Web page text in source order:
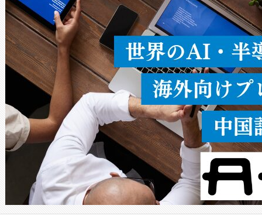
うにします。遠距離まで届く
密度なスキャ […]